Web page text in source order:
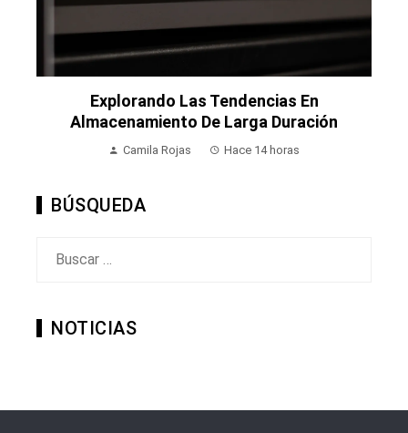
Explorando Las Tendencias En
Almacenamiento De Larga Duración
Camila Rojas Hace 14 horas
BÚSQUEDA
NOTICIAS